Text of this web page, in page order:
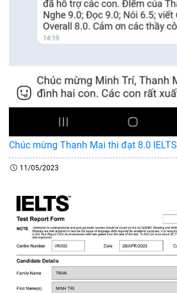
Chúc mừng Thanh Mai thi đạt 8.0 IELTS
11/05/2023